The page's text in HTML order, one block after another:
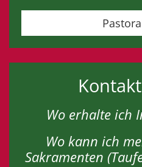
Wo erhalte ich
Wo kann ich
Sakramenten